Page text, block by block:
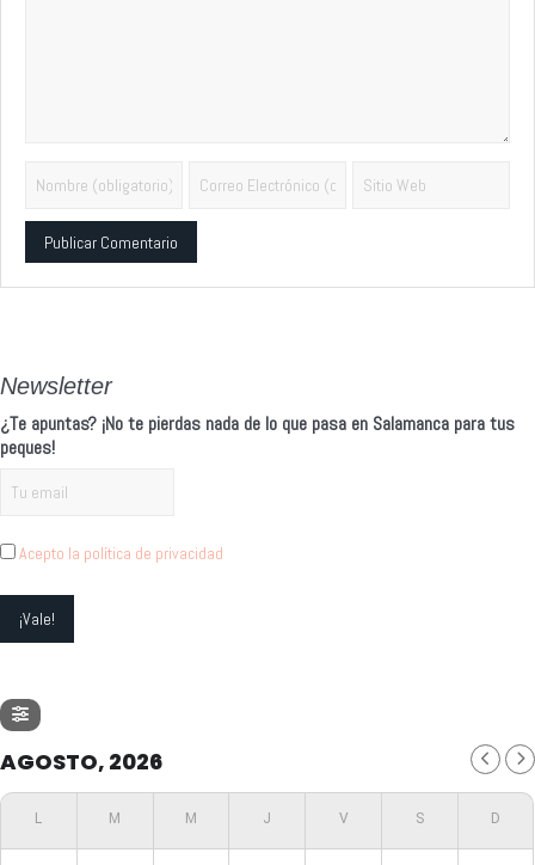
Newsletter
¿Te apuntas? ¡No te pierdas nada de lo que pasa en Salamanca para tus
peques!
Acepto la política de privacidad
AGOSTO, 2026